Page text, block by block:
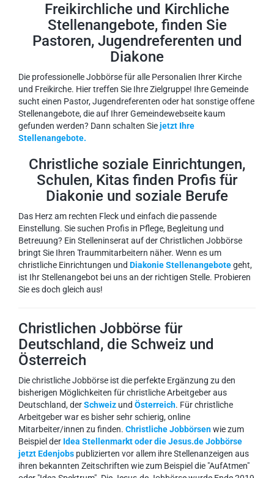
Freikirchliche und Kirchliche
Stellenangebote, finden Sie
Pastoren, Jugendreferenten und
Diakone
Die professionelle Jobbörse für alle Personalien Ihrer Kirche
und Freikirche. Hier treffen Sie Ihre Zielgruppe! Ihre Gemeinde
sucht einen Pastor, Jugendreferenten oder hat sonstige offene
Stellenangebote, die auf Ihrer Gemeindewebseite kaum
gefunden werden? Dann schalten Siejetzt Ihre
Stellenangebote.
Christliche soziale Einrichtungen,
Schulen, Kitas finden Profis für
Diakonie und soziale Berufe
Das Herz am rechten Fleck und einfach die passende
Einstellung. Sie suchen Profis in Pflege, Begleitung und
Betreuung? Ein Stelleninserat auf der Christlichen Jobbörse
bringt Sie Ihren Traummitarbeitern näher. Wenn es um
christliche Einrichtungen und Diakonie Stellenangebotegeht,
ist Ihr Stellenangebot bei uns an der richtigen Stelle. Probieren
Sie es doch gleich aus!
Christlichen Jobbörse für
Deutschland, die Schweiz und
Österreich
Die christliche Jobbörse ist die perfekte Ergänzung zu den
bisherigen Möglichkeiten für christliche Arbeitgeber aus
Deutschland, derSchweiz und Österreich. Für christliche
Arbeitgeber war es bisher sehr schierig, online
Mitarbeiter/innen zu finden. Christliche Jobbörsenwie zum
Beispiel der Idea Stellenmarkt oder die Jesus.de Jobbörse
jetzt Edenjobs publizierten vor allem ihre Stellenanzeigen aus
ihren bekannten Zeitschriften wie zum Beispiel die "AufAtmen"